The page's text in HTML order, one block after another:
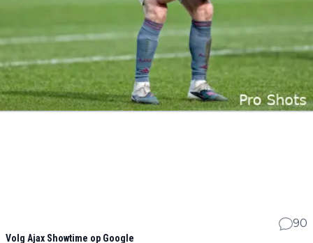
90
Volg Ajax Showtime op Google